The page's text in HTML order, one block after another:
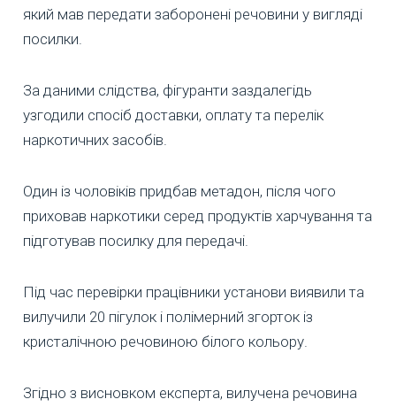
який мав передати заборонені речовини у вигляді
посилки.
За даними слідства, фігуранти заздалегідь
узгодили спосіб доставки, оплату та перелік
наркотичних засобів.
Один із чоловіків придбав метадон, після чого
приховав наркотики серед продуктів харчування та
підготував посилку для передачі.
Під час перевірки працівники установи виявили та
вилучили 20 пігулок і полімерний згорток із
кристалічною речовиною білого кольору.
Згідно з висновком експерта, вилучена речовина